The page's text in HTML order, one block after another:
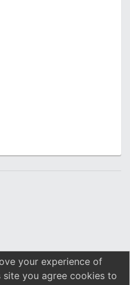
your experience of
you agree cookies to